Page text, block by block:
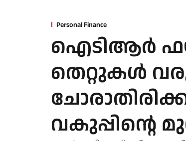
Personal Finance
ഐടിആർ
തെറ്റുകൾ
വകുപ്പിന്റെ